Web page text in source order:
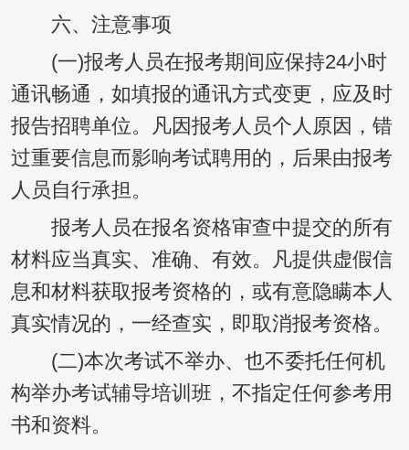
六、注意事项
(一)报考人员在报考期间应保持24小时
通讯畅通，如填报的通讯方式变更，应及时
报告招聘单位。凡因报考人员个人原因，错
过重要信息而影响考试聘用的，后果由报考
人员自行承担。
报考人员在报名资格审查中提交的所有
材料应当真实、准确、有效。凡提供虚假信
息和材料获取报考资格的，或有意隐瞒本人
真实情况的，一经查实，即取消报考资格。
(二)本次考试不举办、也不委托任何机
构举办考试辅导培训班，不指定任何参考用
书和资料。